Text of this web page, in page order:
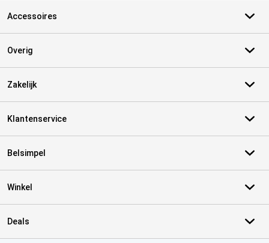
Accessoires
Overig
Zakelijk
Klantenservice
Belsimpel
Winkel
Deals